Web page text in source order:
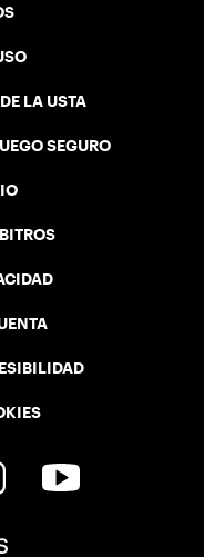
LA USTA
SEGURO